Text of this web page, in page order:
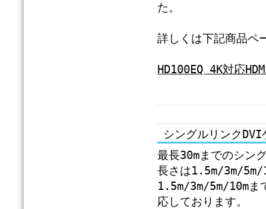
た。
詳しくは下記商品ペ
HD100EQ 4K対応
シングルリンク
最長30mまでのシン
長さは1.5m/3m/5m/
1.5m/3m/5m/10mま
応しております。